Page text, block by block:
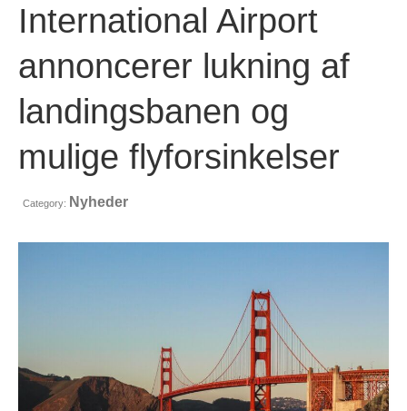
FAQ
Hjælp
Nyheder
Kontakt
Nederlands(
English
International Airport
annoncerer lukning af
landingsbanen og
mulige flyforsinkelser
Category: Nyheder